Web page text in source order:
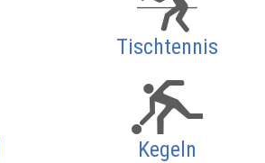
Tischtennis
Kegeln